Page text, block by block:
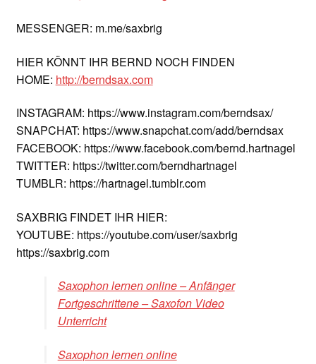
MESSENGER: m.me/saxbrig
HIER KÖNNT IHR BERND NOCH FINDEN
HOME: http://berndsax.com
INSTAGRAM: https://www.instagram.com/berndsax/
SNAPCHAT: https://www.snapchat.com/add/berndsax
FACEBOOK: https://www.facebook.com/bernd.hartnagel
TWITTER: https://twitter.com/berndhartnagel
TUMBLR: https://hartnagel.tumblr.com
SAXBRIG FINDET IHR HIER:
YOUTUBE: https://youtube.com/user/saxbrig
https://saxbrig.com
Saxophon lernen online – Anfänger
Fortgeschrittene – Saxofon Video
Unterricht
Saxophon lernen online